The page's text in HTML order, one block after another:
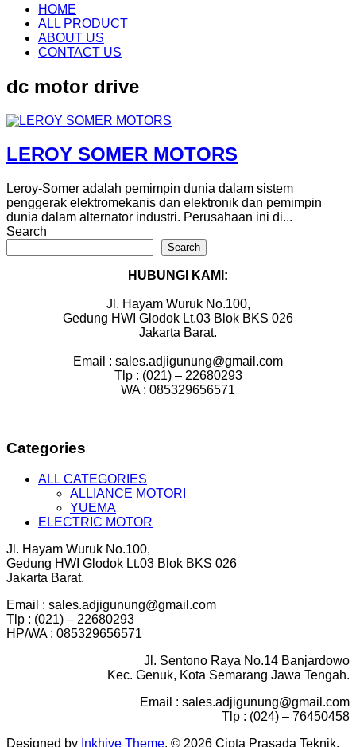
Skip
content
HOME
ALL PRODUCT
ABOUT US
CONTACT US
dc motor drive
LEROY SOMER MOTORS
Leroy-Somer adalah pemimpin dunia dalam sistem
penggerak elektromekanis dan elektronik dan pemimpin
dunia dalam alternator industri. Perusahaan ini di...
Search
Search
HUBUNGI KAMI:
Jl. Hayam Wuruk No.100,
Gedung HWI Glodok Lt.03 Blok BKS 026
Jakarta Barat.
Email : sales.adjigunung@gmail.com
Tlp : (021) – 22680293
WA : 085329656571
Categories
ALL CATEGORIES
ALLIANCE MOTORI
YUEMA
ELECTRIC MOTOR
Jl. Hayam Wuruk No.100,
Gedung HWI Glodok Lt.03 Blok BKS 026
Jakarta Barat.
Email : sales.adjigunung@gmail.com
Tlp : (021) – 22680293
HP/WA : 085329656571
Jl. Sentono Raya No.14 Banjardowo
Kec. Genuk, Kota Semarang Jawa Tengah.
Email : sales.adjigunung@gmail.com
Tlp : (024) – 76450458
Designed by Inkhive Theme. © 2026 Cipta Prasada Teknik.